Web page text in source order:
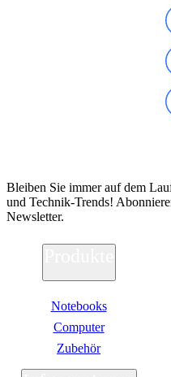
Notebooks
Computer
Zubehör
Bleiben Sie immer auf dem
und Technik-Trends!
Newsletter.